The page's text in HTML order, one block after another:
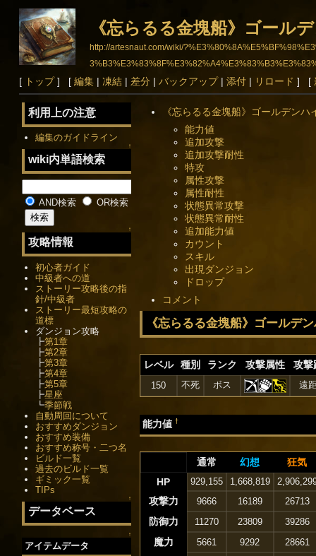
《忘らるる金塊船》ゴール
http://artesnaut.com/wiki/
[ トップ] [ 編集| 凍結| 差分| バックアップ| 添付| リロード ] [
《忘らるる金塊船》ゴールデンハ
能力値
追加攻撃
追加攻撃耐性
特攻
属性攻撃
属性耐性
状態異常攻撃
状態異常耐性
追加能力値
カウント
スキル
出現ダンジョン
ドロップ
コメント
《忘らるる金塊船》ゴールデ
レベル 種別 ランク 攻撃属性 攻撃
150 不死 ボス 遠
能力値 †
通常 幻想
狂気
HP
929,155 1,668,819
攻撃力 9666 16189 26713
防御力 11270 23809 39286
魔力 5661 9292 28661
利用上の注意
編集のガイドライン
↑
wiki内単語検索
AND検索 OR検索
↑
攻略情報
初心者ガイド
中級者への道
ストーリー攻略後の指
針/中級者
ストーリー最短攻略の
道標
ダンジョン攻略
┣第1章
┣第2章
┣第3章
┣第4章
┣第5章
┣星座
┗季節戦
自動周回について
おすすめダンジョン
おすすめ装備
おすすめ称号・二つ名
ビルド一覧
過去のビルド一覧
ギミック一覧
TIPs
↑
データベース
↑
アイテムデータ